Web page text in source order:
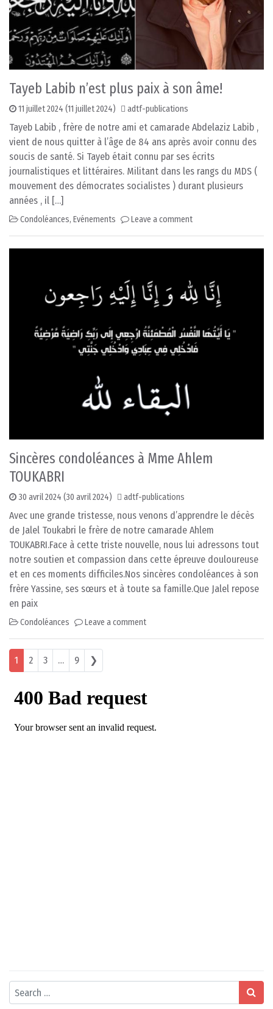
Tayeb Labib n’est plus paix à son âme!
11 juillet 2024 (11 juillet 2024) adtf-publications
Tayeb Labib , frère de notre ami et camarade Abdelaziz Labib ,
vient de nous quitter à l’âge de 84 ans après avoir connu des
soucis de santé. Si Tayeb était connu par ses écrits
journalistiques et littéraires. Militant dans les rangs du MDS (
mouvement des démocrates socialistes ) durant plusieurs
années , il […]
Condoléances, Evénements Leave a comment
Sincères condoléances à Mme Ahlem
TOUKABRI
30 avril 2024 (30 avril 2024) adtf-publications
Avec une grande tristesse, nous venons d’apprendre le décès
de Jalel Toukabri le frère de notre camarade Ahlem
TOUKABRI.Face à cette triste nouvelle, nous lui adressons tout
notre soutien et compassion dans cette épreuve douloureuse
et en ces moments difficiles.Nos sincères condoléances à son
frère Yassine, ses sœurs et à toute sa famille.Que Jalel repose
en paix
Condoléances Leave a comment
Posts navigation
1 2 3 … 9 ❯
Search